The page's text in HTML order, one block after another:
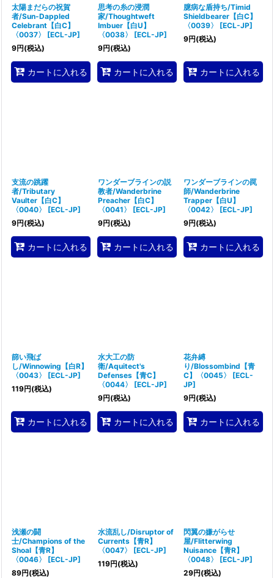
太陽まだらの祝賀
者/Sun-Dappled
Celebrant【白C】
〈0037〉
[ECL-JP]
9円(税込)
カートに入れる
思考の糸の浸潤
家/Thoughtweft
Imbuer【白U】
〈0038〉
[ECL-JP]
9円(税込)
カートに入れる
臆病な盾持ち/Timid
Shieldbearer【白C】
〈0039〉
[ECL-JP]
9円(税込)
カートに入れる
支流の跳躍
者/Tributary
Vaulter【白C】
〈0040〉
[ECL-JP]
9円(税込)
カートに入れる
ワンダーブラインの説
教者/Wanderbrine
Preacher【白C】
〈0041〉
[ECL-JP]
9円(税込)
カートに入れる
ワンダーブラインの罠
師/Wanderbrine
Trapper【白U】
〈0042〉
[ECL-JP]
9円(税込)
カートに入れる
篩い飛ば
し/Winnowing【白R】
〈0043〉
[ECL-JP]
119円(税込)
カートに入れる
水大工の防
衛/Aquitect's
Defenses【青C】
〈0044〉
[ECL-JP]
9円(税込)
カートに入れる
花弁縛
り/Blossombind【青
C】〈0045〉
[ECL-
JP]
9円(税込)
カートに入れる
浅瀬の闘
士/Champions of the
Shoal【青R】
〈0046〉
[ECL-JP]
89円(税込)
水流乱し/Disruptor of
Currents【青R】
〈0047〉
[ECL-JP]
119円(税込)
閃翼の嫌がらせ
屋/Flitterwing
Nuisance【青R】
〈0048〉
[ECL-JP]
29円(税込)